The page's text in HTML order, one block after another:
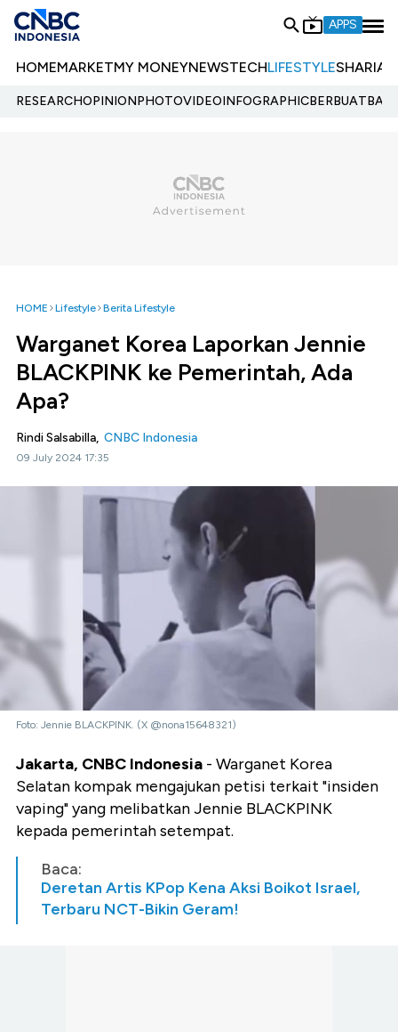
APPS
HOMEMARKETMY MONEYNEWSTECHLIFESTYLESHARIA
RESEARCHOPINIONPHOTOVIDEOINFOGRAPHIC
HOME Lifestyle Berita Lifestyle
Warganet Korea Laporkan Jennie
BLACKPINK ke Pemerintah, Ada
Apa?
Rindi Salsabilla, CNBC Indonesia
09 July 2024 17:35
Foto: Jennie BLACKPINK. (X @nona15648321)
Jakarta, CNBC Indonesia - Warganet Korea
Selatan kompak mengajukan petisi terkait "insiden
vaping" yang melibatkan Jennie BLACKPINK
kepada pemerintah setempat.
Baca:
Deretan Artis KPop Kena Aksi Boikot Israel,
Terbaru NCT-Bikin Geram!